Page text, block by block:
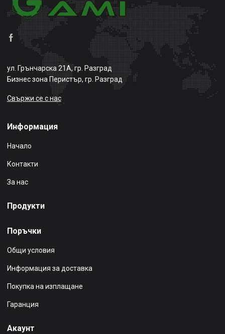
ул. Грънчарска 21А, гр. Разград
Бизнес зона Перистър, гр. Разград
Свържи се с нас
Информация
Начало
Контакти
За нас
Продукти
Поръчки
Общи условия
Информация за доставка
Покупка на изплащане
Гаранция
Акаунт